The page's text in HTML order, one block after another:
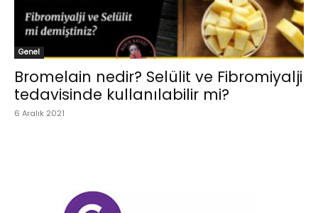
Genel
Bromelain nedir? Selülit ve Fibromiyalji
tedavisinde kullanılabilir mi?
6 Aralık 2021